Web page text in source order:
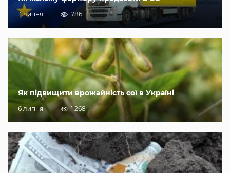
3 липня 786
Як підвищити врожайність сої в Україні
6 липня 1 268